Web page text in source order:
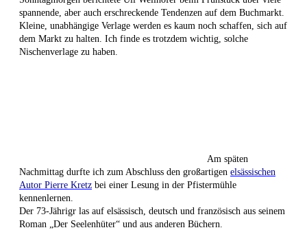
spannende, aber auch erschreckende Tendenzen auf dem Buchmarkt.
Kleine, unabhängige Verlage werden es kaum noch schaffen, sich auf
dem Markt zu halten. Ich finde es trotzdem wichtig, solche
Nischenverlage zu haben.
Am späten
Nachmittag durfte ich zum Abschluss den großartigen elsässischen
Autor Pierre Kretz bei einer Lesung in der Pfistermühle
kennenlernen.
Der 73-Jährigr las auf elsässisch, deutsch und französisch aus seinem
Roman „Der Seelenhüter“ und aus anderen Büchern.